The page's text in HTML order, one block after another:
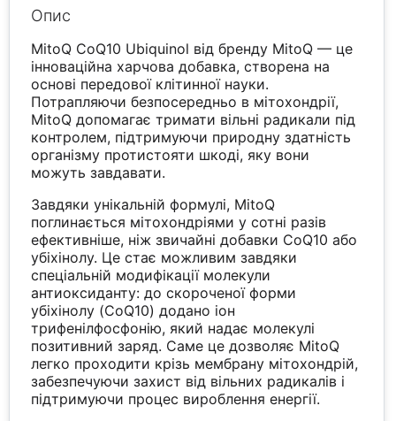
Опис
MitoQ CoQ10 Ubiquinol від бренду MitoQ — це
інноваційна харчова добавка, створена на
основі передової клітинної науки.
Потрапляючи безпосередньо в мітохондрії,
MitoQ допомагає тримати вільні радикали під
контролем, підтримуючи природну здатність
організму протистояти шкоді, яку вони
можуть завдавати.
Завдяки унікальній формулі, MitoQ
поглинається мітохондріями у сотні разів
ефективніше, ніж звичайні добавки CoQ10 або
убіхінолу. Це стає можливим завдяки
спеціальній модифікації молекули
антиоксиданту: до скороченої форми
убіхінолу (CoQ10) додано іон
трифенілфосфонію, який надає молекулі
позитивний заряд. Саме це дозволяє MitoQ
легко проходити крізь мембрану мітохондрій,
забезпечуючи захист від вільних радикалів і
підтримуючи процес вироблення енергії.